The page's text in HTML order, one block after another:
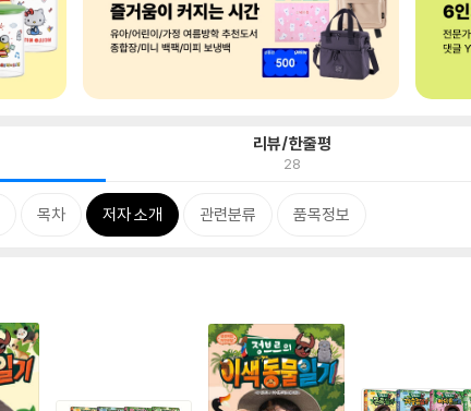
리뷰/한줄평
28
목차 저자 소개 관련분류 품목정보